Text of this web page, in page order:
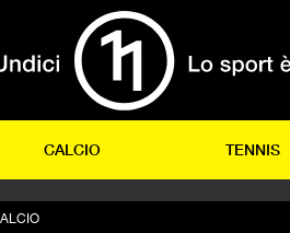
CALCIO TENNIS